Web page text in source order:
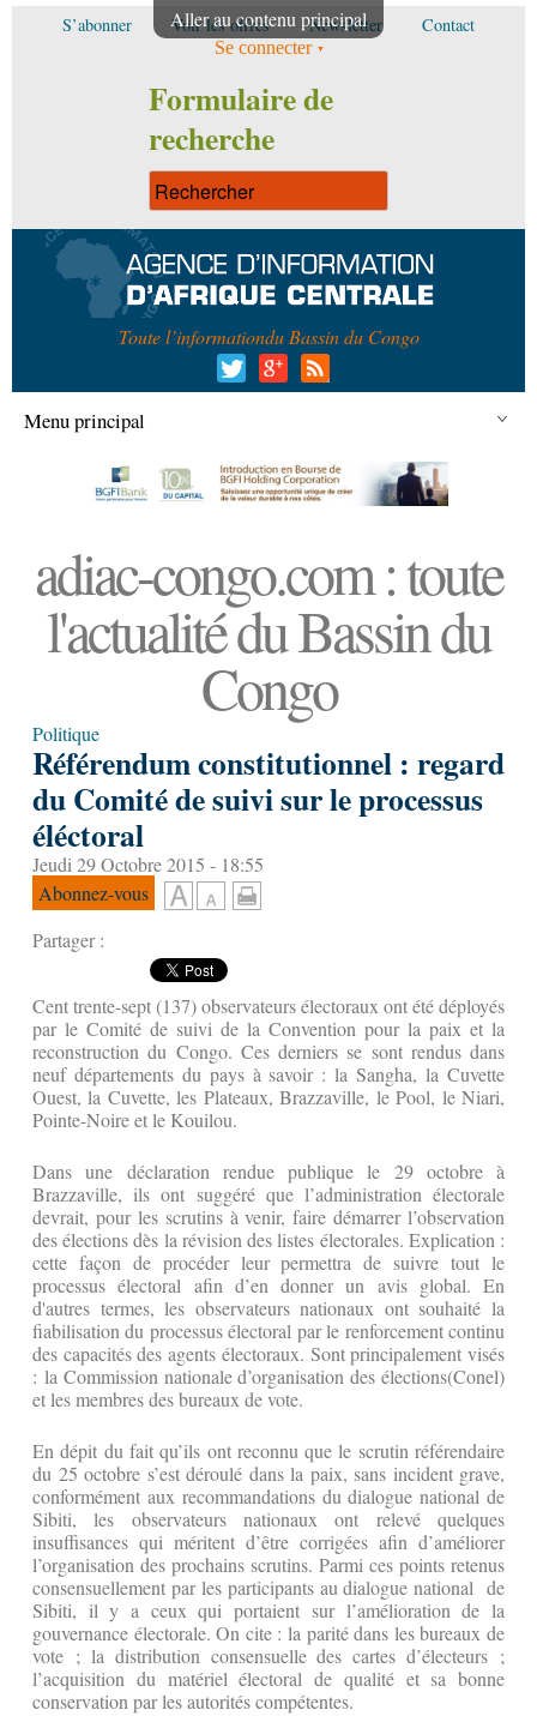
Aller au contenu principal
S’abonner Voir les offres Newsletter Contact
Se connecter
Formulaire de
recherche
Toute l’informationdu Bassin du Congo
Menu principal
adiac-congo.com : toute
l'actualité du Bassin du
Congo
Politique
Référendum constitutionnel : regard
du Comité de suivi sur le processus
éléctoral
Jeudi 29 Octobre 2015 - 18:55
Abonnez-vous
Partager :
Cent trente-sept (137) observateurs électoraux ont été déployés
par le Comité de suivi de la Convention pour la paix et la
reconstruction du Congo. Ces derniers se sont rendus dans
neuf départements du pays à savoir : la Sangha, la Cuvette
Ouest, la Cuvette, les Plateaux, Brazzaville, le Pool, le Niari,
Pointe-Noire et le Kouilou.
Dans une déclaration rendue publique le 29 octobre à
Brazzaville, ils ont suggéré que l’administration électorale
devrait, pour les scrutins à venir, faire démarrer l’observation
des élections dès la révision des listes électorales. Explication :
cette façon de procéder leur permettra de suivre tout le
processus électoral afin d’en donner un avis global. En
d'autres termes, les observateurs nationaux ont souhaité la
fiabilisation du processus électoral par le renforcement continu
des capacités des agents électoraux. Sont principalement visés
: la Commission nationale d’organisation des élections(Conel)
et les membres des bureaux de vote.
En dépit du fait qu’ils ont reconnu que le scrutin référendaire
du 25 octobre s’est déroulé dans la paix, sans incident grave,
conformément aux recommandations du dialogue national de
Sibiti, les observateurs nationaux ont relevé quelques
insuffisances qui méritent d’être corrigées afin d’améliorer
l’organisation des prochains scrutins. Parmi ces points retenus
consensuellement par les participants au dialogue national de
Sibiti, il y a ceux qui portaient sur l’amélioration de la
gouvernance électorale. On cite : la parité dans les bureaux de
vote ; la distribution consensuelle des cartes d’électeurs ;
l’acquisition du matériel électoral de qualité et sa bonne
conservation par les autorités compétentes.